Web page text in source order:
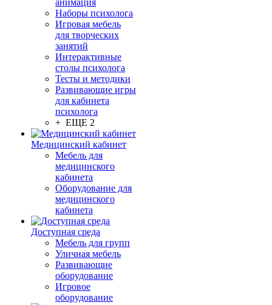
анимация
Наборы психолога
Игровая мебель
для творческих
занятий
Интерактивные
столы психолога
Тесты и методики
Развивающие игры
для кабинета
психолога
+ ЕЩЕ 2
Медицинский кабинет
Мебель для
медицинского
кабинета
Оборудование для
медицинского
кабинета
Доступная среда
Мебель для групп
Уличная мебель
Развивающие
оборудование
Игровое
оборудование